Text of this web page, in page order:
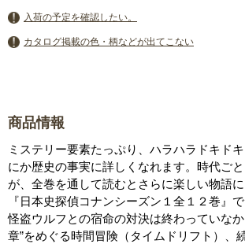
入荷の予定を確認したい。
カタログ掲載の色・柄などが出てこない
商品情報
ミステリー要素たっぷり、ハラハラドキド
にか歴史の事実に詳しくなれます。時代ご
が、全巻を通して読むとさらに楽しい物語に
『日本史探偵コナンシーズン１全１２巻』
怪盗ウルフとの宿命の対決は終わっていな
章”をめぐる時間冒険（タイムドリフト）、